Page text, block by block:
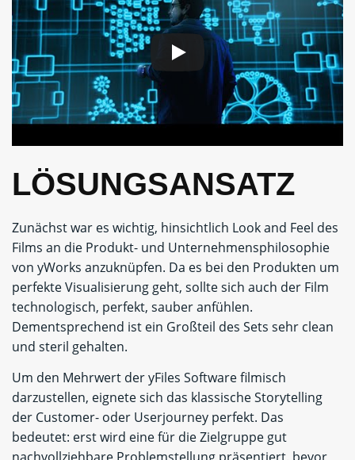
LÖSUNGSANSATZ
Zunächst war es wichtig, hinsichtlich Look and Feel des
Films an die Produkt- und Unternehmensphilosophie
von yWorks anzuknüpfen. Da es bei den Produkten um
perfekte Visualisierung geht, sollte sich auch der Film
technologisch, perfekt, sauber anfühlen.
Dementsprechend ist ein Großteil des Sets sehr clean
und steril gehalten.
Um den Mehrwert der yFiles Software filmisch
darzustellen, eignete sich das klassische Storytelling
der Customer- oder Userjourney perfekt. Das
bedeutet: erst wird eine für die Zielgruppe gut